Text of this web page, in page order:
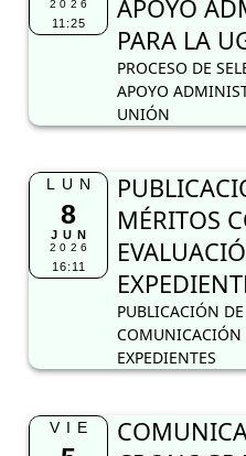
2026
11:25
APOYO
PARA LA
PROCESO DE
APOYO
UNIÓN
LUN
8
JUN
2026
16:11
MÉRITOS
PUBLICACIÓN
COMUNICACIÓN
EXPEDIENTES
VIE